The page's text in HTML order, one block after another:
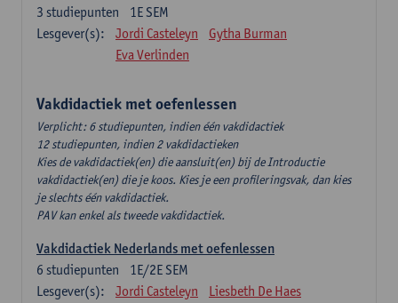
1E SEM
3 studiepunten
Lesgever(s):
Jordi Casteleyn
Gytha Burman
Eva Verlinden
Vakdidactiek met oefenlessen
Verplicht: 6 studiepunten, indien één vakdidactiek
12 studiepunten, indien 2 vakdidactieken
Kies de vakdidactiek(en) die aansluit(en) bij de Introductie
vakdidactiek(en) die je koos. Kies je een profileringsvak, dan kies
je slechts één vakdidactiek.
PAV kan enkel als tweede vakdidactiek.
Vakdidactiek Nederlands met oefenlessen
1E/2E SEM
6 studiepunten
Lesgever(s):
Jordi Casteleyn
Liesbeth De Haes